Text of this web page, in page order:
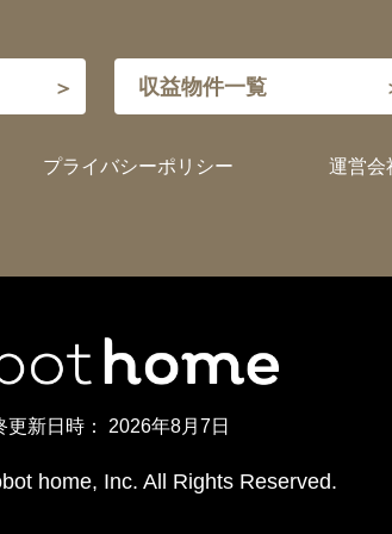
収益物件一覧
プライバシーポリシー 運営会
更新日時： 2026年8月7日
home, Inc. All Rights Reserved.